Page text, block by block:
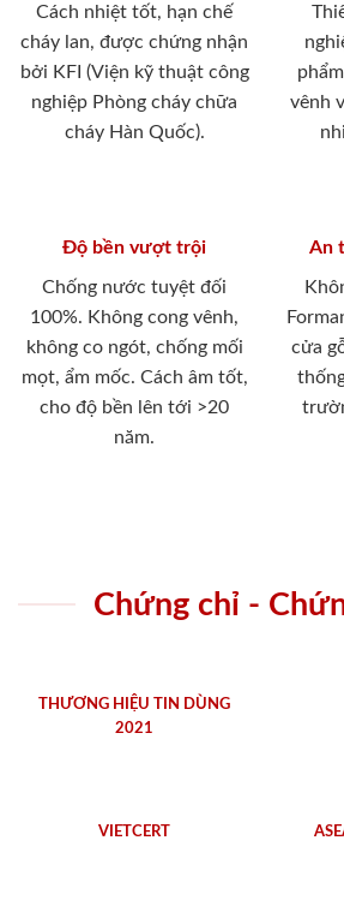
Cách nhiệt tốt, hạn chế
cháy lan, được chứng nhận
bởi KFI (Viện kỹ thuật công
nghiệp Phòng cháy chữa
cháy Hàn Quốc).
vênh
Độ bền vượt trội
Chống nước tuyệt đối
100%. Không cong vênh,
không co ngót, chống mối
mọt, ẩm mốc. Cách âm tốt,
cho độ bền lên tới >20
năm.
An
cửa
Chứng chỉ -
THƯƠNG HIỆU TIN DÙNG
2021
VIETCERT